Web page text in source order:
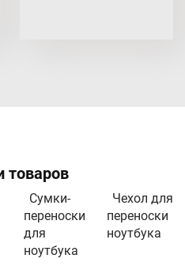
товаров
Сумки-
переноски
для
ноутбука
Чехол для
переноски
ноутбука